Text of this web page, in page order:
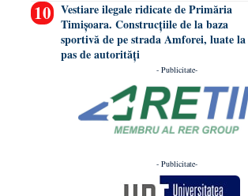
Vestiare ilegale ridicate de Primăria
Timișoara. Construcțiile de la baza
sportivă de pe strada Amforei, luate la
pas de autorități
- Publicitate-
- Publicitate-